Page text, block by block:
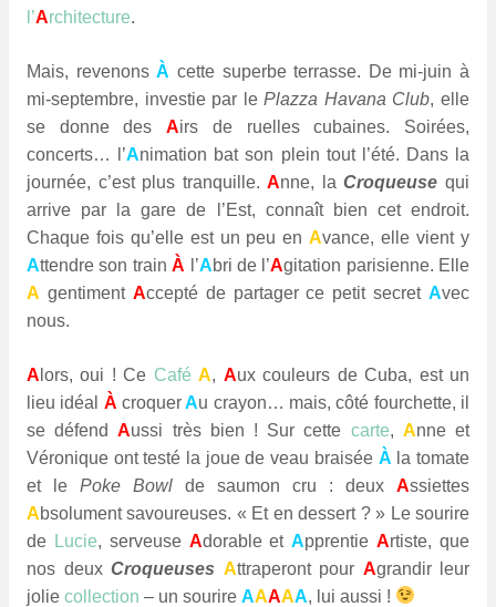
l’Architecture.
Mais, revenonsÀ cette superbe terrasse. De mi-juin à
mi-septembre, investie par lePlazza Havana Club, elle
se donne desAirs de ruelles cubaines. Soirées,
concerts… l’Animation bat son plein tout l’été. Dans la
journée, c’est plus tranquille.Anne, laCroqueuse qui
arrive par la gare de l’Est, connaît bien cet endroit.
Chaque fois qu’elle est un peu enAvance, elle vient y
Attendre son trainÀ l’Abri de l’Agitation parisienne. Elle
A gentiment Accepté de partager ce petit secret Avec
nous.
A lors, oui ! Ce CaféA, Aux couleurs de Cuba, est un
lieu idéal À croquerAu crayon… mais, côté fourchette, il
se défendAussi très bien ! Sur cette carte, Anne et
Véronique ont testé la joue de veau braisée À la tomate
et le Poke Bowl de saumon cru : deux Assiettes
Absolument savoureuses. « Et en dessert ? » Le sourire
de Lucie, serveuse Adorable etApprentieArtiste, que
nos deux Croqueuses Attraperont pour Agrandir leur
jolie collection – un sourire AAAAA, lui aussi !